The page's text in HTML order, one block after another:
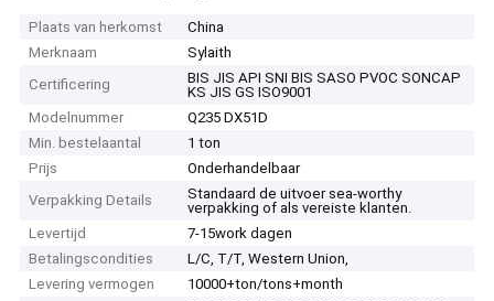
Plaats van herkomst
China
Merknaam
Sylaith
Certificering
BIS JIS API SNI BIS SASO PVOC SONCAP
KS JIS GS ISO9001
Modelnummer
Q235 DX51D
Min. bestelaantal
1 ton
Prijs
Onderhandelbaar
Verpakking Details
Standaard de uitvoer sea-worthy
verpakking of als vereiste klanten.
Levertijd
7-15work dagen
Betalingscondities
L/C, T/T, Western Union,
Levering vermogen
10000+ton/tons+month